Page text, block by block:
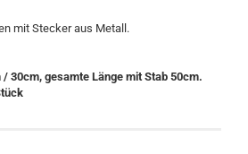
mit Stecker aus Metall.
30cm, gesamte Länge mit Stab 50cm.